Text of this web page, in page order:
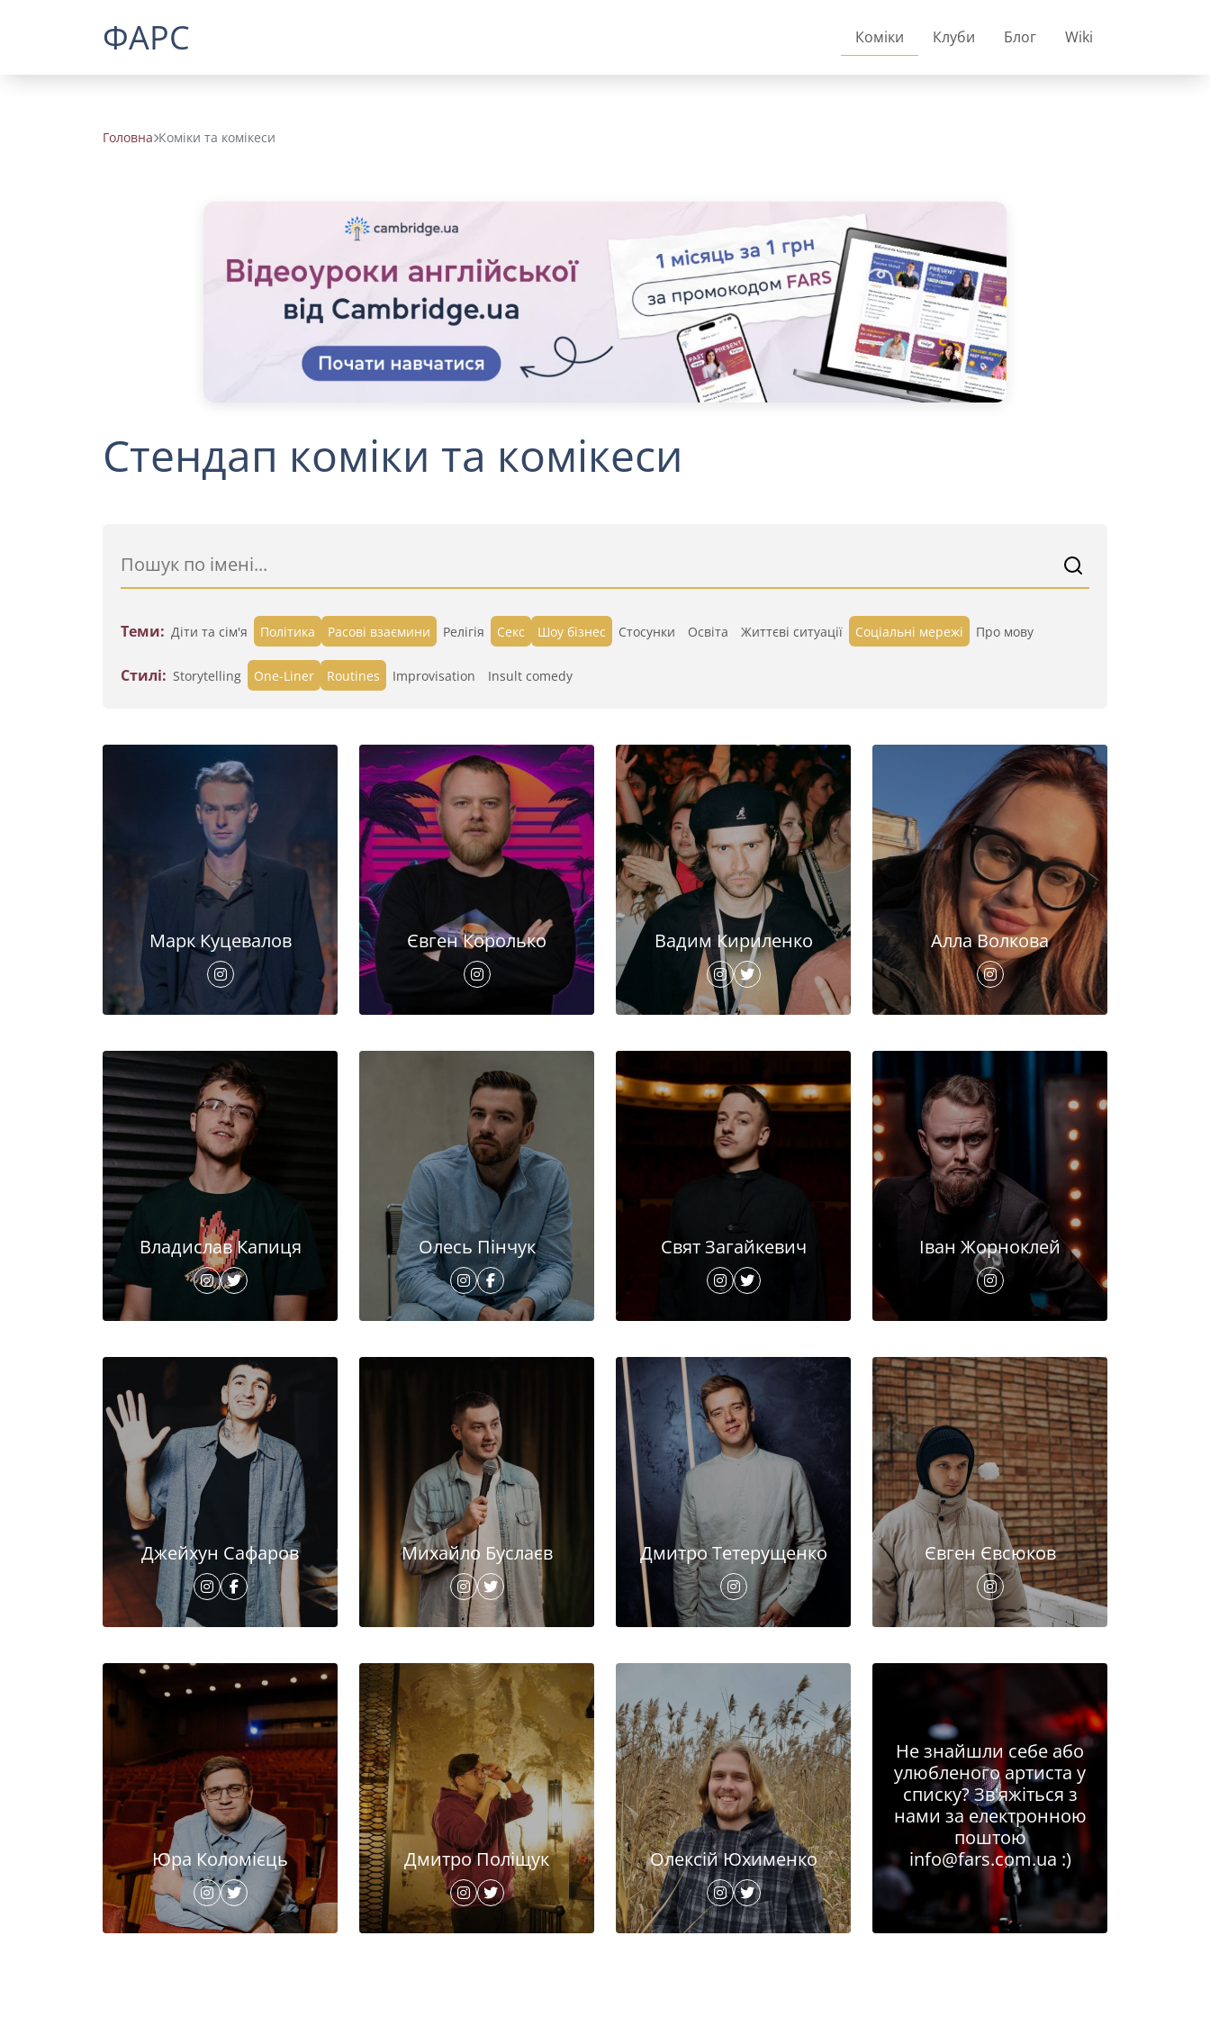
ФАРС Коміки Клуби Блог Wiki
Головна Коміки та комікеси
Стендап коміки та комікеси
Теми: Діти та сім'я Політика Расові взаємини Релігія Секс Шоу бізнес Стосунки Освіта Життєві ситуації Cоціальні мережі Про мову
Стилі: Storytelling One-Liner Routines Improvisation Insult comedy
Марк Куцевалов Євген Королько Вадим Кириленко Алла Волкова
Владислав Капиця Олесь Пінчук Свят Загайкевич Іван Жорноклей
Джейхун Сафаров Михайло Буслаєв Дмитро Тетерущенко Євген Євсюков
Юра Коломієць Дмитро Поліщук Олексій Юхименко
Не знайшли себе або
улюбленого артиста у
списку? Зв'яжіться з
нами за електронною
поштою
info@fars.com.ua :)